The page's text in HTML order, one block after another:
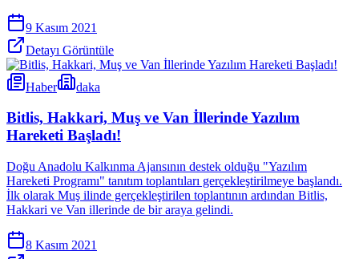
9 Kasım 2021
Detayı Görüntüle
Haber daka
Bitlis, Hakkari, Muş ve Van İllerinde Yazılım
Hareketi Başladı!
Doğu Anadolu Kalkınma Ajansının destek olduğu "Yazılım
Hareketi Programı" tanıtım toplantıları gerçekleştirilmeye başlandı.
İlk olarak Muş ilinde gerçekleştirilen toplantının ardından Bitlis,
Hakkari ve Van illerinde de bir araya gelindi.
8 Kasım 2021